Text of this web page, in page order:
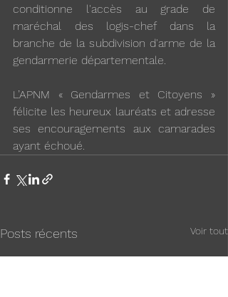
conditionne l'accès au grade de
maréchal des logis-chef dans la
branche de la subdivision d'arme de la
gendarmerie départementale.
L’APNM « Gendarmes et Citoyens »
félicite les heureux lauréats et adresse
ses encouragements aux camarades
ayant échoué.
Posts récents Voir tout